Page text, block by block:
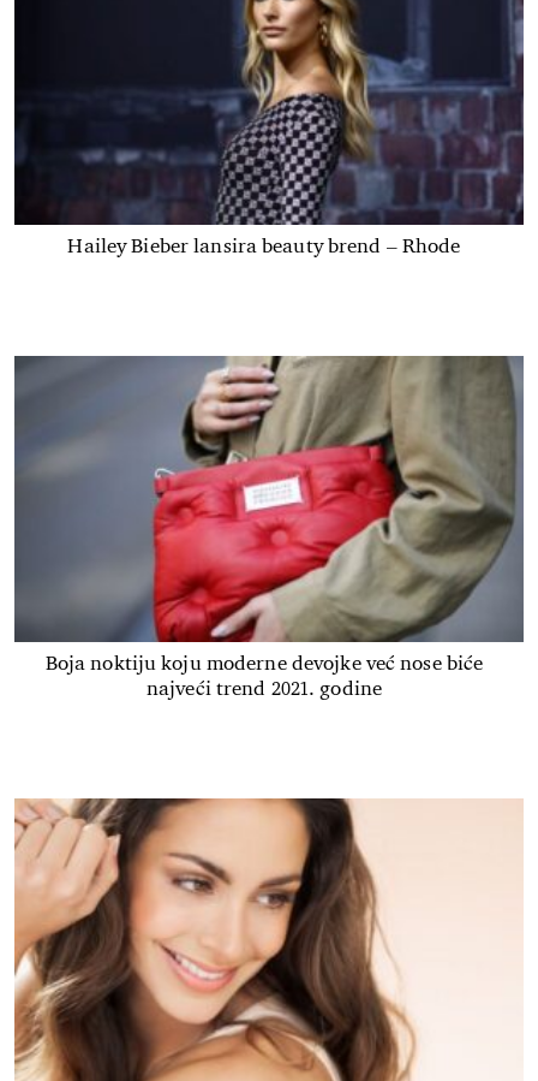
Hailey Bieber lansira beauty brend – Rhode
Boja noktiju koju moderne devojke već nose biće
najveći trend 2021. godine